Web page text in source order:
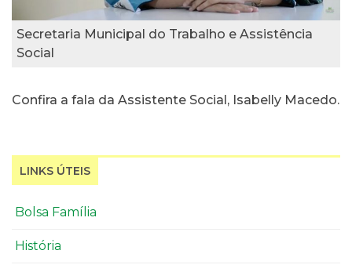
Secretaria Municipal do Trabalho e Assistência
Social
Confira a fala da Assistente Social, Isabelly Macedo.
LINKS ÚTEIS
Bolsa Família
História